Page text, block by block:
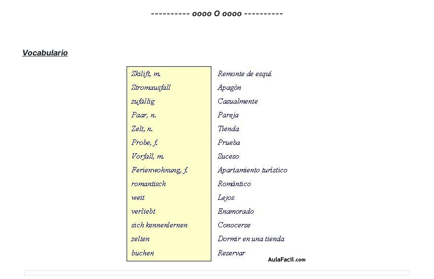
---------- oooo O oooo ----------
Vocabulario